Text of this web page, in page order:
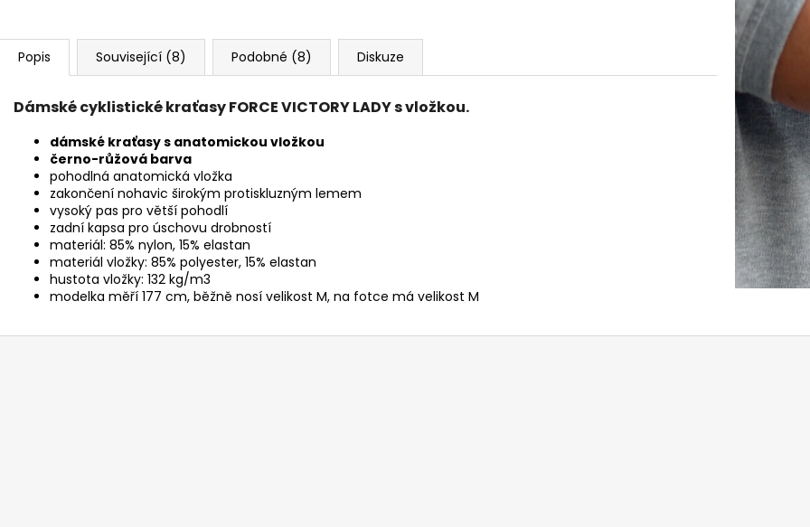
Popis Související (8) Podobné (8) Diskuze
Dámské cyklistické kraťasy FORCE VICTORY LADY s vložkou.
dámské kraťasy s anatomickou vložkou
černo-růžová barva
pohodlná anatomická vložka
zakončení nohavic širokým protiskluzným lemem
vysoký pas pro větší pohodlí
zadní kapsa pro úschovu drobností
materiál: 85% nylon, 15% elastan
materiál vložky: 85% polyester, 15% elastan
hustota vložky: 132 kg/m3
modelka měří 177 cm, běžně nosí velikost M, na fotce má velikost M